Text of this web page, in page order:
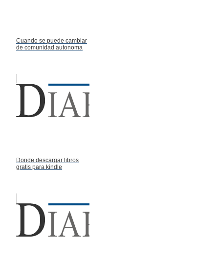
Cuando se puede cambiar
de comunidad autonoma
Donde descargar libros
gratis para kindle